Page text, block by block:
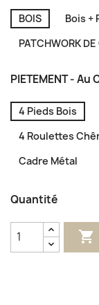
BOIS
Bois +
PATCHWORK DE
PIETEMENT - Au
4 Pieds Bois
4 Roulettes
Cadre Métal
Quantité
